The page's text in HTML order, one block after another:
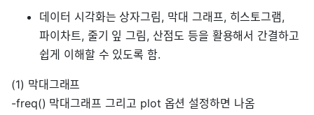
데이터 시각화는 상자그림, 막대 그래프, 히스토그램,
파이차트, 줄기 잎 그림, 산점도 등을 활용해서 간결하고
쉽게 이해할 수 있도록 함.
(1) 막대그래프
-freq() 막대그래프 그리고 plot 옵션 설정하면 나옴